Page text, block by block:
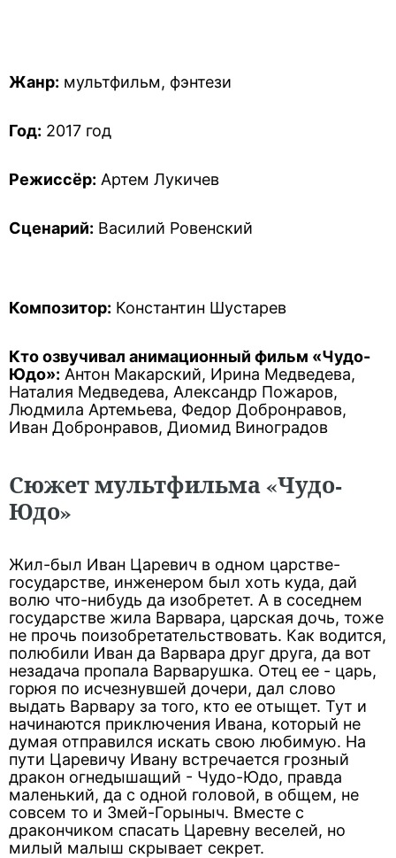
Жанр: мультфильм, фэнтези
Год: 2017 год
Режиссёр: Артем Лукичев
Сценарий: Василий Ровенский
Композитор: Константин Шустарев
Кто озвучивал анимационный фильм «Чудо-
Юдо»: Антон Макарский, Ирина Медведева,
Наталия Медведева, Александр Пожаров,
Людмила Артемьева, Федор Добронравов,
Иван Добронравов, Диомид Виноградов
Сюжет мультфильма «Чудо-
Юдо»
Жил-был Иван Царевич в одном царстве-
государстве, инженером был хоть куда, дай
волю что-нибудь да изобретет. А в соседнем
государстве жила Варвара, царская дочь, тоже
не прочь поизобретательствовать. Как водится,
полюбили Иван да Варвара друг друга, да вот
незадача пропала Варварушка. Отец ее - царь,
горюя по исчезнувшей дочери, дал слово
выдать Варвару за того, кто ее отыщет. Тут и
начинаются приключения Ивана, который не
думая отправился искать свою любимую. На
пути Царевичу Ивану встречается грозный
дракон огнедышащий - Чудо-Юдо, правда
маленький, да с одной головой, в общем, не
совсем то и Змей-Горыныч. Вместе с
дракончиком спасать Царевну веселей, но
милый малыш скрывает секрет.